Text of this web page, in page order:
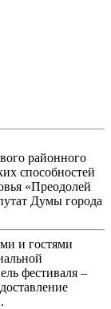
районного
способностей
«Преодолей
Думы города
и гостями
фестиваля –